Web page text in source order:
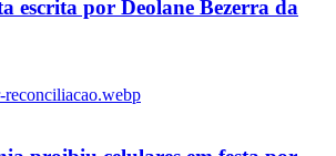
escrita por Deolane Bezerra da